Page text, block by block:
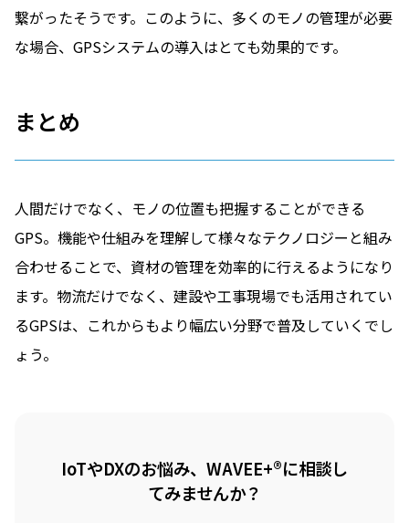
繋がったそうです。このように、多くのモノの管理が必要
な場合、GPSシステムの導入はとても効果的です。
まとめ
人間だけでなく、モノの位置も把握することができる
GPS。機能や仕組みを理解して様々なテクノロジーと組み
合わせることで、資材の管理を効率的に行えるようになり
ます。物流だけでなく、建設や工事現場でも活用されてい
るGPSは、これからもより幅広い分野で普及していくでし
ょう。
IoTやDXのお悩み、WAVEE+®に相談し
てみませんか？